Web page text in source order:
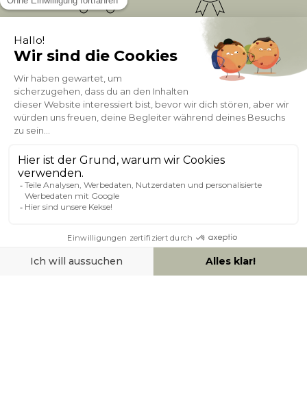
Bonusprogramm
PUNKTE = 5
HILFE & KONTAKT